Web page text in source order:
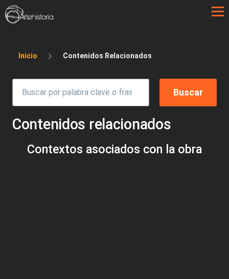
Pasar al contenido principal
Sobrescribir enlaces de ayuda a la
Inicio Contenidos Relacionados
Contenidos relacionados
Contextos asociados con la obra